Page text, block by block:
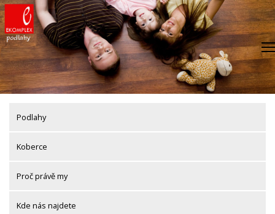
Skip
to
content
Podlahy
Koberce
Proč právě my
Kde nás najdete